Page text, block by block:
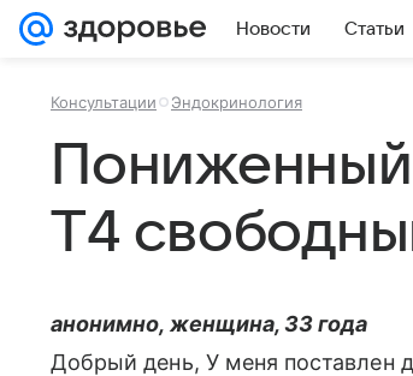
Новости Статьи
Консультации Эндокринология
Т4
анонимно, женщина, 33 года
Добрый день, У меня поставлен